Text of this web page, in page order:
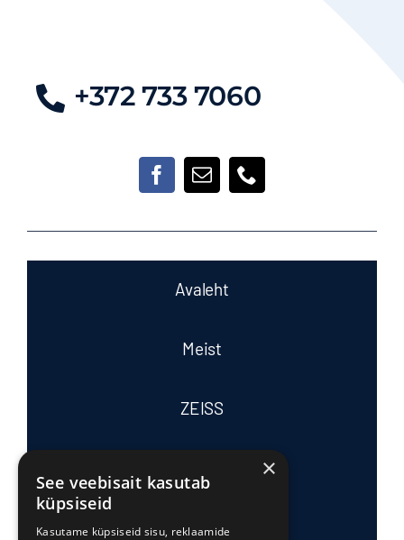
+372 733 7060
Avaleht
Meist
ZEISS
Tooted ja teenused
×
See veebisait kasutab
küpsiseid
Kasutame küpsiseid sisu, reklaamide